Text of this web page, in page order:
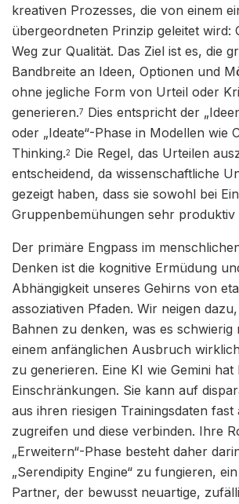
kreativen Prozesses, die von einem
übergeordneten Prinzip geleitet wird:
Weg zur Qualität. Das Ziel ist es, die
Bandbreite an Ideen, Optionen und
ohne jegliche Form von Urteil oder
generieren.7 Dies entspricht der
oder „Ideate“-Phase in Modellen wie
Thinking.2 Die Regel, das Urteilen
entscheidend, da wissenschaftliche
gezeigt haben, dass sie sowohl bei
Gruppenbemühungen sehr produktiv
Der primäre Engpass im
Denken ist die kognitive Ermüdung
Abhängigkeit unseres Gehirns von
assoziativen Pfaden. Wir neigen
Bahnen zu denken, was es schwierig
einem anfänglichen Ausbruch
zu generieren. Eine KI wie Gemini hat
Einschränkungen. Sie kann auf
aus ihren riesigen Trainingsdaten fast
zugreifen und diese verbinden. Ihre
„Erweitern“-Phase besteht daher
„Serendipity Engine“ zu fungieren,
Partner, der bewusst neuartige,